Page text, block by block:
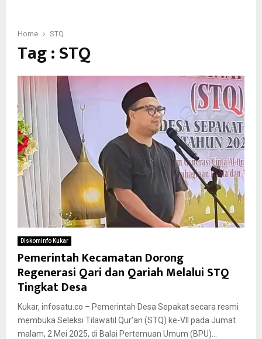
Home STQ
Tag : STQ
Diskominfo Kukar
Pemerintah Kecamatan Dorong
Regenerasi Qari dan Qariah Melalui STQ
Tingkat Desa
Kukar, infosatu.co – Pemerintah Desa Sepakat secara resmi
membuka Seleksi Tilawatil Qur’an (STQ) ke-VII pada Jumat
malam, 2 Mei 2025, di Balai Pertemuan Umum (BPU)...